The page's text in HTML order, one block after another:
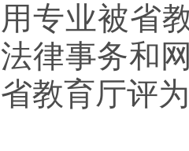
用专业被省
法律事务和
省教育厅评